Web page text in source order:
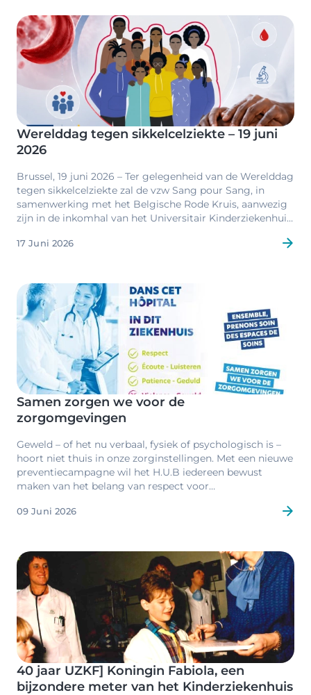
Image
Werelddag tegen sikkelcelziekte – 19 juni
2026
Brussel, 19 juni 2026 – Ter gelegenheid van de Werelddag
tegen sikkelcelziekte zal de vzw Sang pour Sang, in
samenwerking met het Belgische Rode Kruis, aanwezig
zijn in de inkomhal van het Universitair Kinderziekenhuis
sensibiliseringsdag rond sikkelcelziekte.
17 Juni 2026
Image
Samen zorgen we voor de
zorgomgevingen
Geweld – of het nu verbaal, fysiek of psychologisch is –
hoort niet thuis in onze zorginstellingen. Met een nieuwe
preventiecampagne wil het H.U.B iedereen bewust
maken van het belang van respect voor
09 Juni 2026
Image
40 jaar UZKF] Koningin Fabiola, een
bijzondere meter van het Kinderziekenhuis